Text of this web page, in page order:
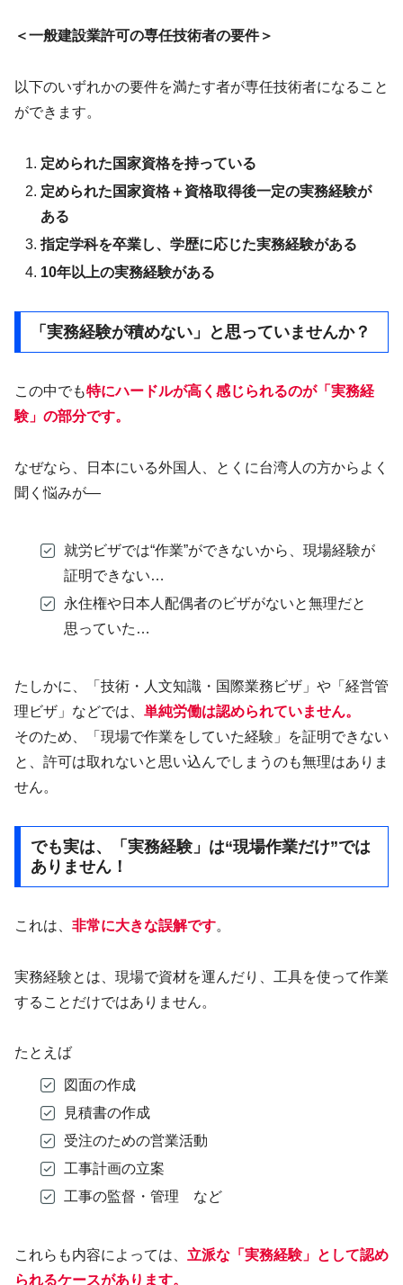
＜一般建設業許可の専任技術者の要件＞
以下のいずれかの要件を満たす者が専任技術者になること
ができます。
定められた国家資格を持っている
定められた国家資格＋資格取得後一定の実務経験が
ある
指定学科を卒業し、学歴に応じた実務経験がある
10年以上の実務経験がある
「実務経験が積めない」と思っていませんか？
この中でも特にハードルが高く感じられるのが「実務経
験」の部分です。
なぜなら、日本にいる外国人、とくに台湾人の方からよく
聞く悩みが―
就労ビザでは“作業”ができないから、現場経験が
証明できない…
永住権や日本人配偶者のビザがないと無理だと
思っていた…
たしかに、「技術・人文知識・国際業務ビザ」や「経営管
理ビザ」などでは、 単純労働は認められていません。
そのため、「現場で作業をしていた経験」を証明できない
と、許可は取れないと思い込んでしまうのも無理はありま
せん。
でも実は、「実務経験」は“現場作業だけ”では
ありません！
これは、 非常に大きな誤解です。
実務経験とは、現場で資材を運んだり、工具を使って作業
することだけではありません。
たとえば
図面の作成
見積書の作成
受注のための営業活動
工事計画の立案
工事の監督・管理 など
これらも内容によっては、 立派な「実務経験」として認め
られるケースがあります。